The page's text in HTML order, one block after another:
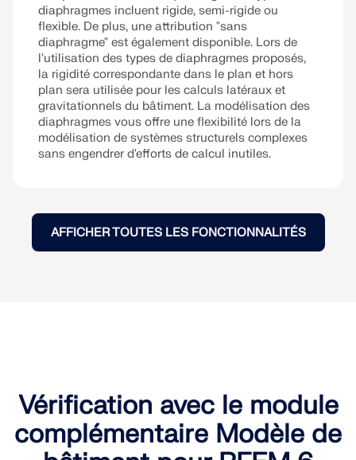
diaphragmes incluent rigide, semi-rigide ou
flexible. De plus, une attribution "sans
diaphragme" est également disponible. Lors de
l'utilisation des types de diaphragmes proposés,
la rigidité correspondante dans le plan et hors
plan sera utilisée pour les calculs latéraux et
gravitationnels du bâtiment. La modélisation des
diaphragmes vous offre une flexibilité lors de la
modélisation de systèmes structurels complexes
sans engendrer d'efforts de calcul inutiles.
AFFICHER TOUTES LES FONCTIONNALITÉS
Vérification avec le module
complémentaire Modèle de